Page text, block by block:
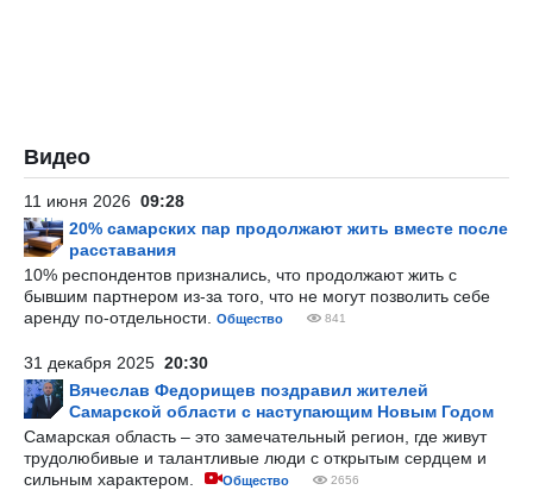
Видео
11 июня 2026 09:28
20% самарских пар продолжают жить вместе после
расставания
10% респондентов признались, что продолжают жить с
бывшим партнером из-за того, что не могут позволить себе
аренду по-отдельности.
Общество 841
31 декабря 2025 20:30
Вячеслав Федорищев поздравил жителей
Самарской области с наступающим Новым Годом
Самарская область – это замечательный регион, где живут
трудолюбивые и талантливые люди с открытым сердцем и
сильным характером.
Общество 2656